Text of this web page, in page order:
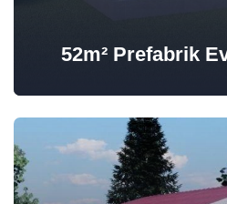
52m² Prefabrik